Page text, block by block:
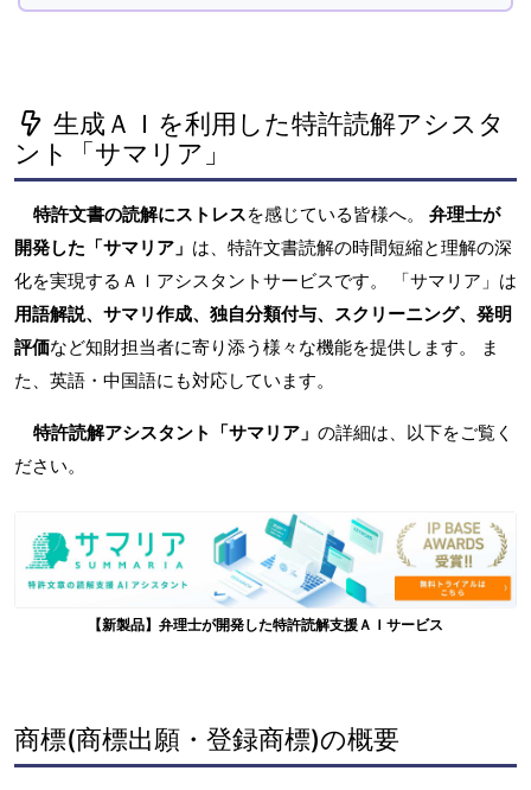
生成ＡＩを利用した特許読解アシスタ
ント「サマリア」
特許文書の読解にストレスを感じている皆様へ。 弁理士が
開発した「サマリア」 は、特許文書読解の時間短縮と理解の深
化を実現するＡＩアシスタントサービスです。 「サマリア」は
用語解説、サマリ作成、独自分類付与、スクリーニング、発明
評価など知財担当者に寄り添う様々な機能を提供します。 ま
た、英語・中国語にも対応しています。
特許読解アシスタント「サマリア」 の詳細は、以下をご覧く
ださい。
【新製品】弁理士が開発した特許読解支援ＡＩサービス
商標(商標出願・登録商標)の概要